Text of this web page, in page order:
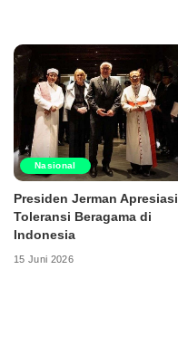
Nasional
Presiden Jerman Apresiasi
Toleransi Beragama di
Indonesia
15 Juni 2026